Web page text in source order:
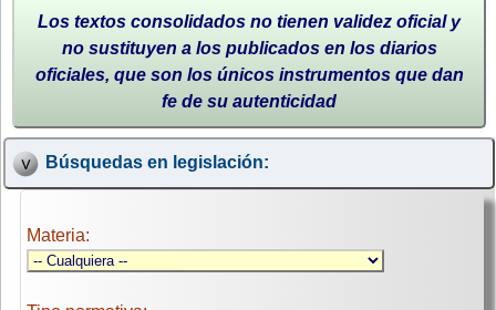
Los textos consolidados no tienen validez oficial y
no sustituyen a los publicados en los diarios
oficiales, que son los únicos instrumentos que dan
fe de su autenticidad
Búsquedas en legislación:
Materia: